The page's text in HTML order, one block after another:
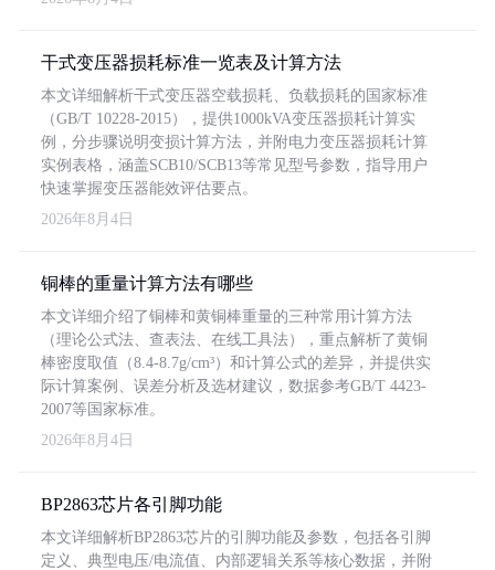
干式变压器损耗标准一览表及计算方法
本文详细解析干式变压器空载损耗、负载损耗的国家标准
（GB/T 10228-2015），提供1000kVA变压器损耗计算实
例，分步骤说明变损计算方法，并附电力变压器损耗计算
实例表格，涵盖SCB10/SCB13等常见型号参数，指导用户
快速掌握变压器能效评估要点。
2026年8月4日
铜棒的重量计算方法有哪些
本文详细介绍了铜棒和黄铜棒重量的三种常用计算方法
（理论公式法、查表法、在线工具法），重点解析了黄铜
棒密度取值（8.4-8.7g/cm³）和计算公式的差异，并提供实
际计算案例、误差分析及选材建议，数据参考GB/T 4423-
2007等国家标准。
2026年8月4日
BP2863芯片各引脚功能
本文详细解析BP2863芯片的引脚功能及参数，包括各引脚
定义、典型电压/电流值、内部逻辑关系等核心数据，并附